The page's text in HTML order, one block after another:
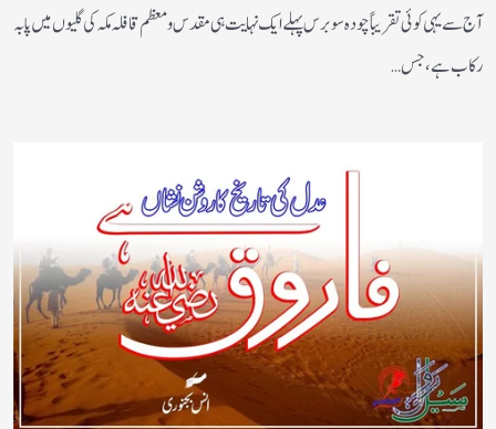
آج سے یہی کوئی تقریباً چودہ سو برس پہلے ایک نہایت ہی مقدس و معظم قافلہ مکہ کی گلیوں میں پا بہ
رکاب ہے، جس…